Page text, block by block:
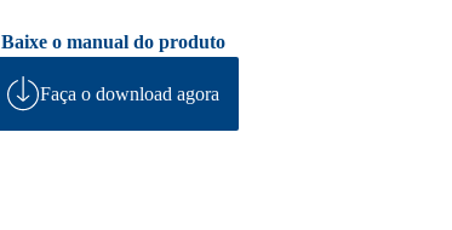
Baixe o manual do produto
Faça o download agora